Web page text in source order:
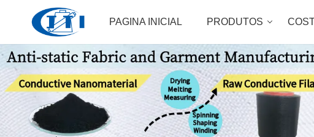
PAGINA INICIAL PRODUTOS